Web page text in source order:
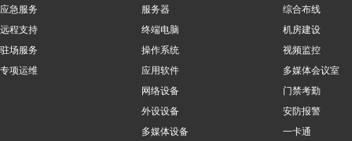
应急服务
远程支持
驻场服务
专项运维
服务器
终端电脑
操作系统
应用软件
网络设备
外设设备
多媒体设备
综合布线
机房建设
视频监控
多媒体会议室
门禁考勤
安防报警
一卡通